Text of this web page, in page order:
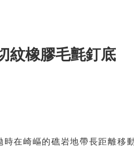
紋橡膠毛氈釘底
在崎嶇的礁岩地帶長距離移